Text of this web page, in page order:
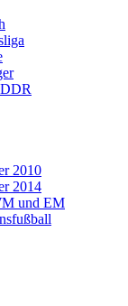
2010
2014
und EM